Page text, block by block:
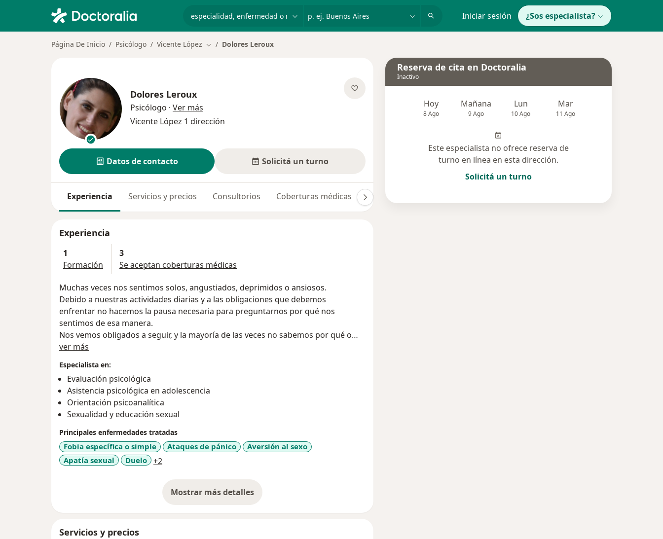
Iniciar sesión ¿Sos especialista?
Página De Inicio Psicólogo Vicente López Cambiar de ciudad
Dolores Leroux
Dolores Leroux
Psicólogo · Ver más
Vicente López 1 dirección
Datos de contacto Solicitá un turno
Experiencia Servicios y precios Consultorios Coberturas médicas Opiniones
Experiencia
1
Formación
3
Se aceptan coberturas médicas
Muchas veces nos sentimos solos, angustiados, deprimidos o ansiosos.
Debido a nuestras actividades diarias y a las obligaciones que debemos
enfrentar no hacemos la pausa necesaria para preguntarnos por qué nos
sentimos de esa manera.
Nos vemos obligados a seguir, y la mayoría de las veces no sabemos por qué o
para qué.
vida, quiénes somos y cómo vamos a seguir. El espacio hay que encontrarlo. Esta
pregunta a veces despierta temores ya que nos vemos enfrentados a
sentimientos de tristeza o enojo, y reaccionamos evitando las preguntas para
que nada cambie.
Les ofrezco este espacio como una invitación a reflexionar, sin juzgarnos ni
presionarnos, con el objetivo de poder armar juntos esas preguntas
fundamentales de la vida y luego acompañarlo en el camino de búsqueda de
respuestas.
El primer paso es animarse a preguntar.
ver más
Especialista en:
Evaluación psicológica
Asistencia psicológica en adolescencia
Orientación psicoanalítica
Sexualidad y educación sexual
Principales enfermedades tratadas
Fobia específica o simple Ataques de pánico
Aversión al sexo
Apatía sexual
Duelo +2
Mostrar más detalles
sobre la experiencia
Servicios y precios
Reserva de cita en Doctoralia
Inactivo
Hoy
8 Ago
Mañana
9 Ago
Lun
10 Ago
Mar
11 Ago
Este especialista no ofrece reserva de
turno en línea en esta dirección.
Solicitá un turno